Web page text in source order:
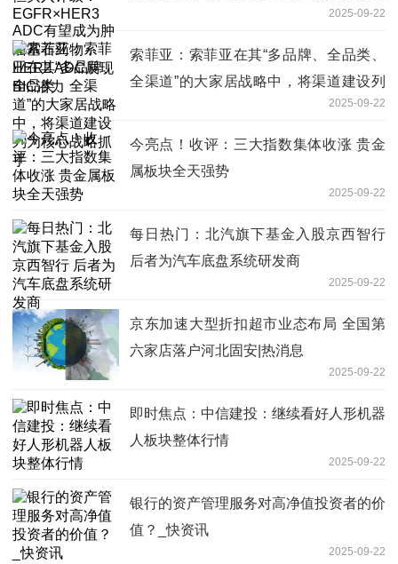
石药物，HER2 ADC展现BIC潜力2025-09-22
索菲亚：索菲亚在其“多品牌、全品类、
全渠道”的大家居战略中，将渠道建设列
2025-09-22
今亮点！收评：三大指数集体收涨 贵金
属板块全天强势
2025-09-22
每日热门：北汽旗下基金入股京西智行
后者为汽车底盘系统研发商
2025-09-22
京东加速大型折扣超市业态布局 全国第
六家店落户河北固安|热消息
2025-09-22
即时焦点：中信建投：继续看好人形机器
人板块整体行情
2025-09-22
银行的资产管理服务对高净值投资者的价
值？_快资讯
2025-09-22